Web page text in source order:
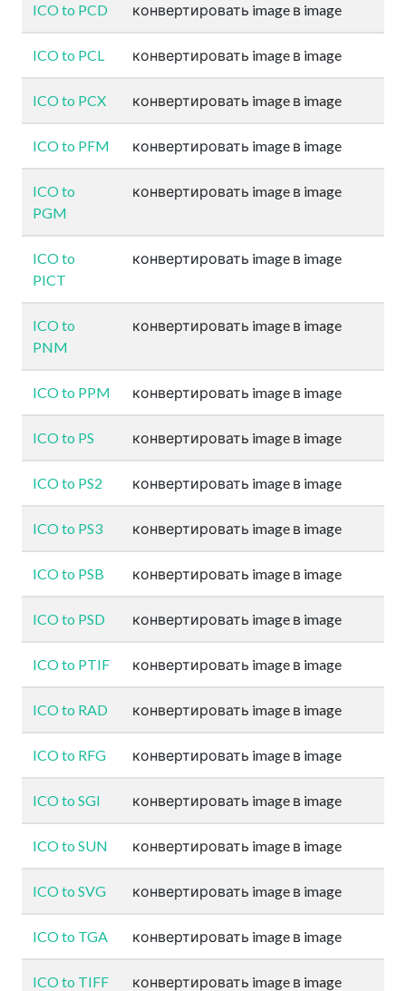
ICO to PCD конвертировать image в image
ICO to PCL конвертировать image в image
ICO to PCX конвертировать image в image
ICO to PFM конвертировать image в image
ICO to
PGM
конвертировать image в image
ICO to
PICT
конвертировать image в image
ICO to
PNM
конвертировать image в image
ICO to PPM конвертировать image в image
ICO to PS конвертировать image в image
ICO to PS2 конвертировать image в image
ICO to PS3 конвертировать image в image
ICO to PSB конвертировать image в image
ICO to PSD конвертировать image в image
ICO to PTIF конвертировать image в image
ICO to RAD конвертировать image в image
ICO to RFG конвертировать image в image
ICO to SGI конвертировать image в image
ICO to SUN конвертировать image в image
ICO to SVG конвертировать image в image
ICO to TGA конвертировать image в image
ICO to TIFF конвертировать image в image